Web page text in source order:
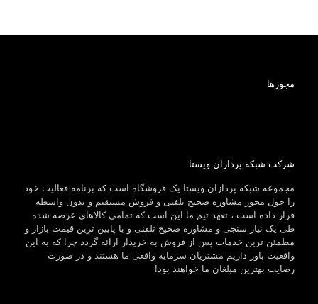
مجوزها
شرکت شبکه پردازان ویستا
مجموعه شبکه پردازان ویستا یک فروشگاه است که برنامه فعالیت خود
را حول محور مشاوره صحیح تلفنی و فروش مستقیم و بدون واسطه
قرار داده است ، تعهد تیم ما این است که تمامی کالاهای عرضه شده
طی یک نیاز سنجی و مشاوره صحیح تلفنی و با پایین ترین قیمت بازار و
مطمئن ترین خدمات پس از فروش به خریدار ارائه گردد چرا که به این
واقعیت باور داریم مشتریان سرمایه واقعی ما هستند و در صورت
رضایت بهترین مبلغان ما خواهند بود!